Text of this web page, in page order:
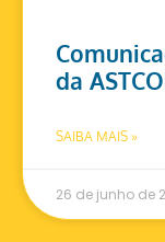
da
SAIBA MAIS »
26 de junho de